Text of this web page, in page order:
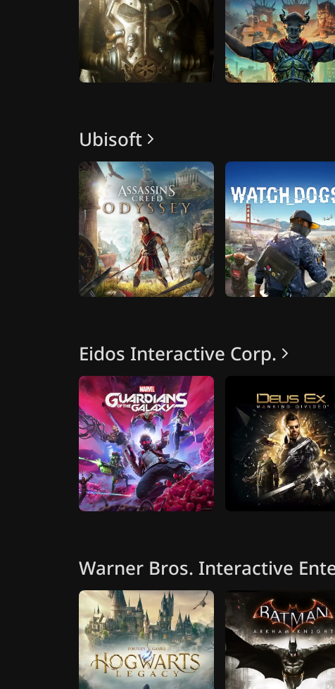
Ubisoft
Eidos Interactive Corp.
Warner Bros. Interactive